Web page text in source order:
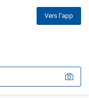
Vers l'app